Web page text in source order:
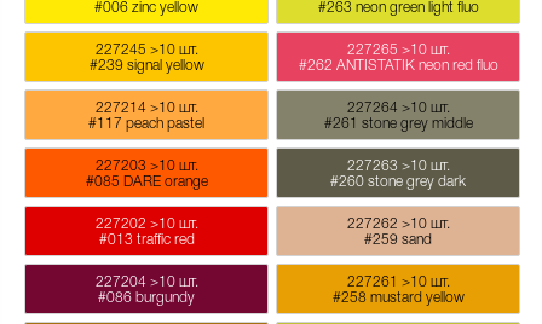
#006 zinc yellow
227245
#239 signal yellow
>10 шт.
227214
#117 peach pastel
>10 шт.
227203
#085 DARE orange
>10 шт.
227202
#013 traffic red
>10 шт.
227204
#086 burgundy
>10 шт.
#263 neon green light fluo
227265
#262 ANTISTATIK neon red fluo
>10 шт.
227264
#261 stone grey middle
>10 шт.
227263
#260 stone grey dark
>10 шт.
227262
#259 sand
>10 шт.
227261
#258 mustard yellow
>10 шт.